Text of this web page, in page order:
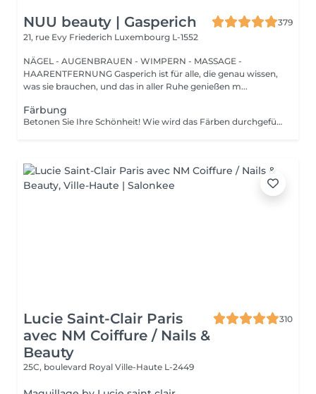
NUU beauty | Gasperich
379
21, rue Evy Friederich Luxembourg L-1552
NÄGEL - AUGENBRAUEN - WIMPERN - MASSAGE -
HAARENTFERNUNG Gasperich ist für alle, die genau wissen,
was sie brauchen, und das in aller Ruhe genießen m...
Färbung
Betonen Sie Ihre Schönheit! Wie wird das Färben durchgeführt? - Farbe oder Henna wird aufgetragen und 5 Minuten lang belassen. - Überschüssige Farbe wird entfernt. - Antiseptikum und Creme werden aufgetragen. Altersbeschränkungen: empfohlenes Alter ab 14 Jahren. Empfehlungen nach dem Eingriff: Augenbrauen 12 Stunden lang nicht waschen und kein Make-up auftragen. Häufigkeit: einmal in 3 Wochen.
Lucie Saint-Clair Paris
avec NM Coiffure / Nails &
Beauty
310
25C, boulevard Royal Ville-Haute L-2449